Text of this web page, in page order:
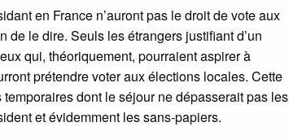
en France n’auront pas le droit de vote aux
le dire. Seuls les étrangers justifiant d’un
qui, théoriquement, pourraient aspirer à
prétendre voter aux élections locales. Cette
dont le séjour ne dépasserait pas les
et évidemment les sans-papiers.